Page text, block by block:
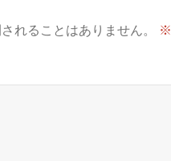
れることはありません。 ※